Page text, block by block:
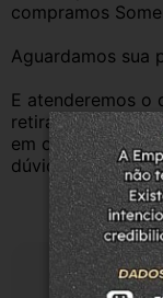
compramos
Aguardamos sua
E atenderemos o
retirar na nossa
em contato com
dúvidas.